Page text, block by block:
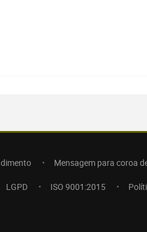
Mensagem para coroa
LGPD ISO 9001:2015